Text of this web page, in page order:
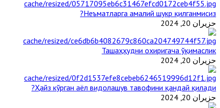
Неъматларга амалий шукр қилганмисиз?
حزيران 20, 2024
Ташаҳҳудни охиригача ўқимаслик
حزيران 20, 2024
Ҳайз кўрган аёл видолашув тавофини қандай қилади?
حزيران 20, 2024